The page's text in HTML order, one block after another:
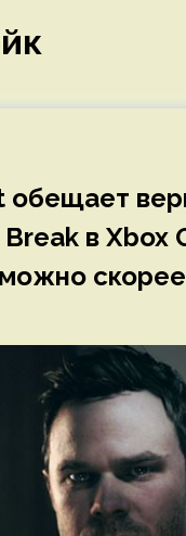
обещает
в Xbox
можно скорее